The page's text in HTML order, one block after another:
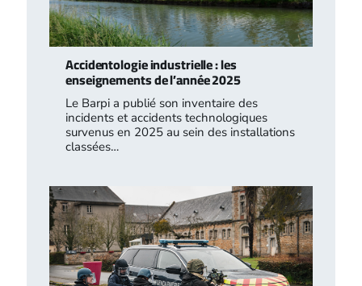
Accidentologie industrielle : les
enseignements de l’année 2025
Le Barpi a publié son inventaire des
incidents et accidents technologiques
survenus en 2025 au sein des installations
classées…